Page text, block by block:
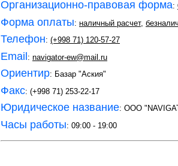
Организационно-правовая форма:
Форма оплаты: наличный расчет,
Телефон: (+998 71) 120-57-27
Email: navigator-ew@mail.ru
Ориентир: Базар "Аския"
Факс: (+998 71) 253-22-17
Юридическое название: ООО
Часы работы: 09:00 - 19:00